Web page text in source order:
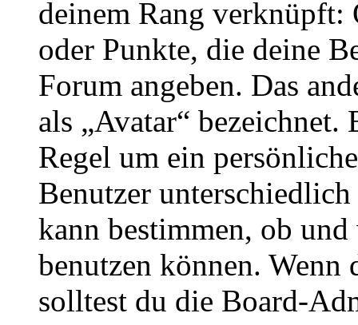
deinem Rang verknüpft:
oder Punkte, die deine
Forum angeben. Das
als „Avatar“
Regel um ein
Benutzer
kann bestimmen, ob
benutzen können. Wenn
solltest du die Board-